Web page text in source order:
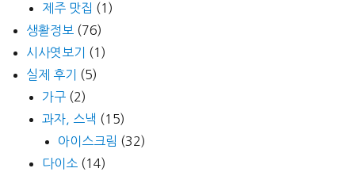
제주 맛집 (1)
생활정보 (76)
시사엿보기
(1)
실제 후기
(5)
가구 (2)
과자, 스낵 (15)
아이스크림 (32)
다이소 (14)